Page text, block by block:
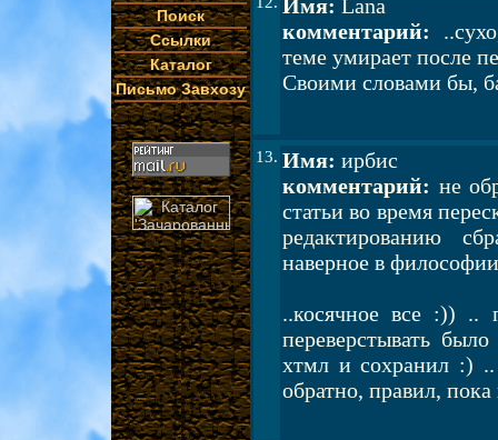
Поиск
Ссылки
Каталог
Письмо Завхозу
Имя: Lana
комментарий:
теме умирает после
Своими словами бы,
13. Имя: ирбис
комментарий: не
статьи во время
редактированию
наверное в
..косячное все :)) ..
переверстывать
хтмл и сохранил :) ..
обратно, правил,